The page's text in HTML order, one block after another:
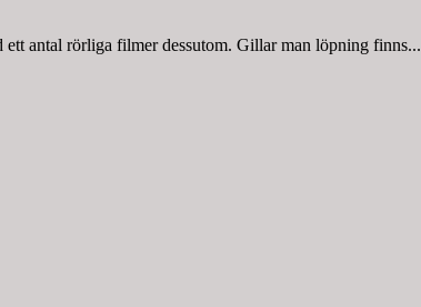
ett antal rörliga filmer dessutom. Gillar man löpning finns...